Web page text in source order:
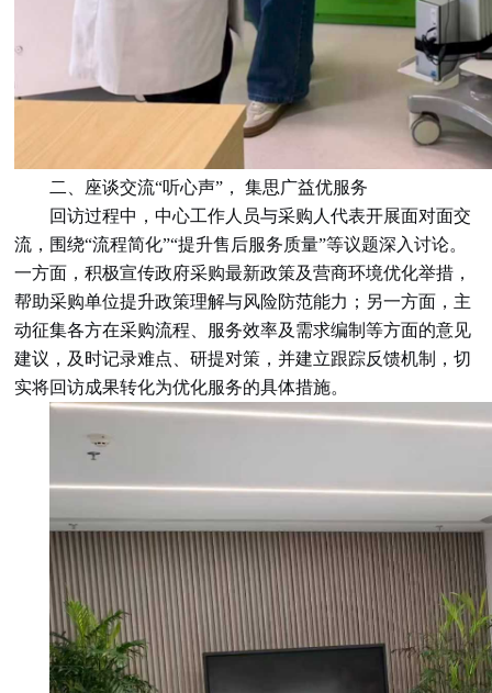
二、座谈交流“听心声”， 集思广益优服务
回访过程中，中心工作人员与采购人代表开展面对面交
流，围绕“流程简化”“提升售后服务质量”等议题深入讨论。
一方面，积极宣传政府采购最新政策及营商环境优化举措，
帮助采购单位提升政策理解与风险防范能力；另一方面，主
动征集各方在采购流程、服务效率及需求编制等方面的意见
建议，及时记录难点、研提对策，并建立跟踪反馈机制，切
实将回访成果转化为优化服务的具体措施。